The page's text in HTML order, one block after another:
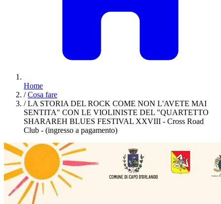
Home
/ Cosa fare
/ LA STORIA DEL ROCK COME NON L'AVETE MAI
SENTITA" CON LE VIOLINISTE DEL "QUARTETTO
SHARAREH BLUES FESTIVAL XXVIII - Cross Road
Club - (ingresso a pagamento)